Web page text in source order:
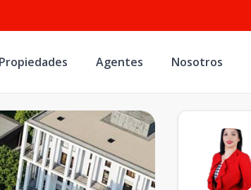
Propiedades Agentes Nosotros